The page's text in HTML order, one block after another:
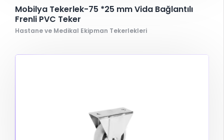
Mobilya Tekerlek-75 *25 mm Vida Bağlantılı
Frenli PVC Teker
Hastane ve Medikal Ekipman Tekerlekleri